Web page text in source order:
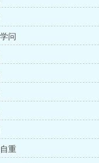
问
重